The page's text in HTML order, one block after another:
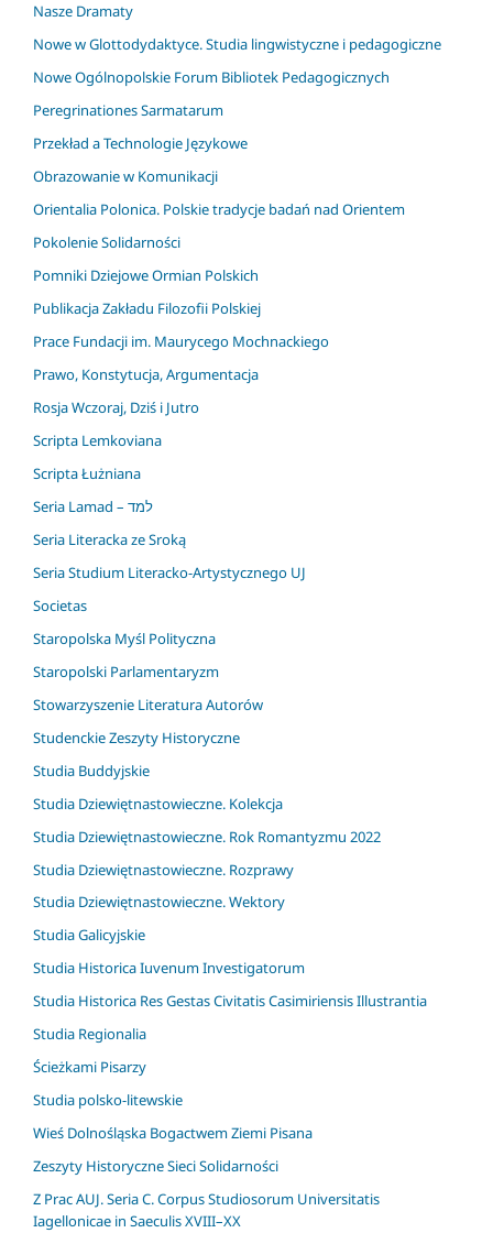
Nasze Dramaty
Nowe w Glottodydaktyce. Studia lingwistyczne i pedagogiczne
Nowe Ogólnopolskie Forum Bibliotek Pedagogicznych
Peregrinationes Sarmatarum
Przekład a Technologie Językowe
Obrazowanie w Komunikacji
Orientalia Polonica. Polskie tradycje badań nad Orientem
Pokolenie Solidarności
Pomniki Dziejowe Ormian Polskich
Publikacja Zakładu Filozofii Polskiej
Prace Fundacji im. Maurycego Mochnackiego
Prawo, Konstytucja, Argumentacja
Rosja Wczoraj, Dziś i Jutro
Scripta Lemkoviana
Scripta Łużniana
Seria Lamad – למד
Seria Literacka ze Sroką
Seria Studium Literacko-Artystycznego UJ
Societas
Staropolska Myśl Polityczna
Staropolski Parlamentaryzm
Stowarzyszenie Literatura Autorów
Studenckie Zeszyty Historyczne
Studia Buddyjskie
Studia Dziewiętnastowieczne. Kolekcja
Studia Dziewiętnastowieczne. Rok Romantyzmu 2022
Studia Dziewiętnastowieczne. Rozprawy
Studia Dziewiętnastowieczne. Wektory
Studia Galicyjskie
Studia Historica Iuvenum Investigatorum
Studia Historica Res Gestas Civitatis Casimiriensis Illustrantia
Studia Regionalia
Ścieżkami Pisarzy
Studia polsko-litewskie
Wieś Dolnośląska Bogactwem Ziemi Pisana
Zeszyty Historyczne Sieci Solidarności
Z Prac AUJ. Seria C. Corpus Studiosorum Universitatis
Iagellonicae in Saeculis XVIII–XX